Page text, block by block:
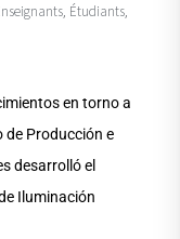
, Étudiants,
en torno a
de Producción e
desarrolló el
Iluminación